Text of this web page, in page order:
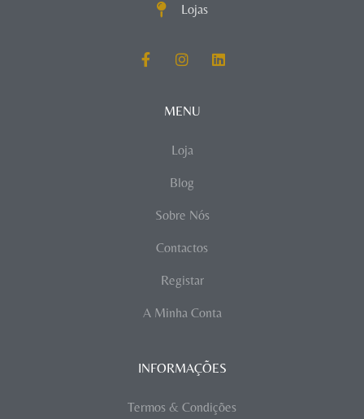
Lojas
MENU
Loja
Blog
Sobre Nós
Contactos
Registar
A Minha Conta
INFORMAÇÕES
Termos & Condições